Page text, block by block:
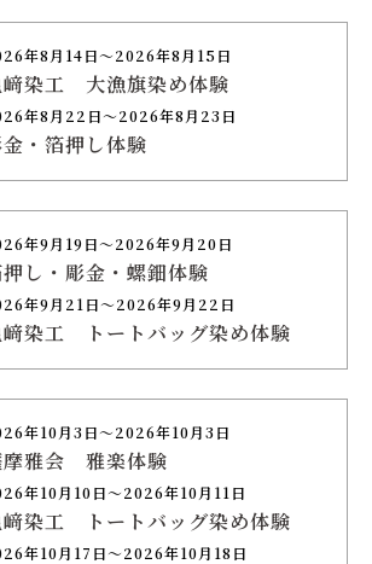
年8月14日〜2026年8月15日
﨑染工 大漁旗染め体験
年8月22日〜2026年8月23日
・箔押し体験
年9月19日〜2026年9月20日
し・彫金・螺鈿体験
年9月21日〜2026年9月22日
﨑染工 トートバッグ染め体験
年10月3日〜2026年10月3日
摩雅会 雅楽体験
年10月10日〜2026年10月11日
﨑染工 トートバッグ染め体験
年10月17日〜2026年10月18日